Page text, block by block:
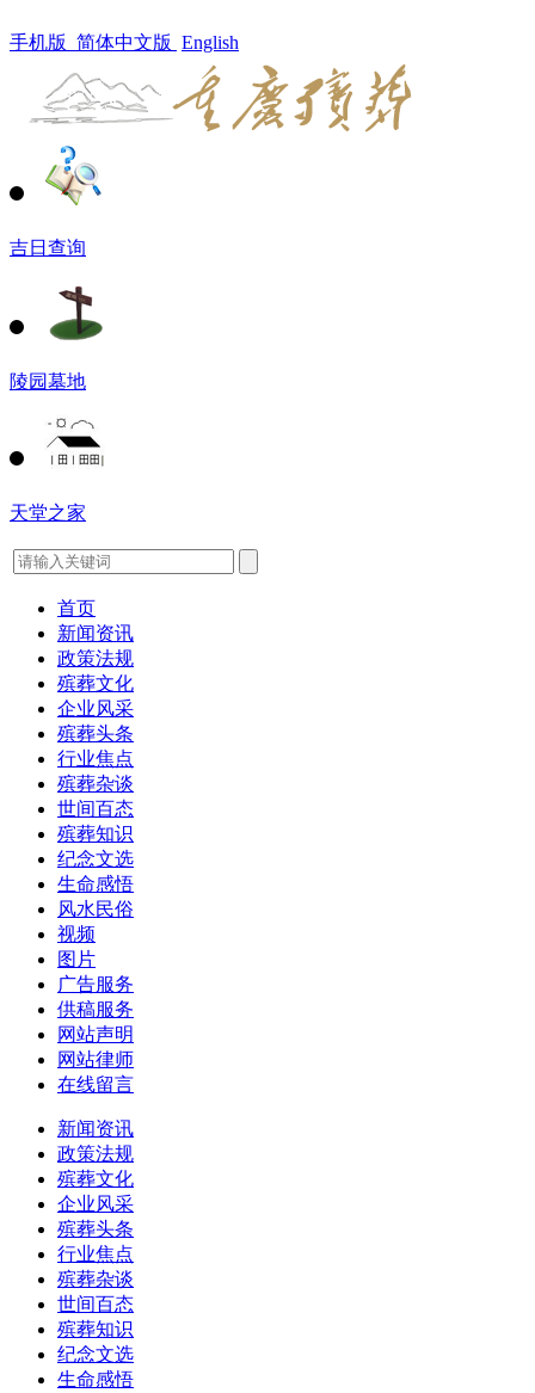
手机版 简体中文版 English
吉日查询
陵园墓地
天堂之家
首页
新闻资讯
政策法规
殡葬文化
企业风采
殡葬头条
行业焦点
殡葬杂谈
世间百态
殡葬知识
纪念文选
生命感悟
风水民俗
视频
图片
广告服务
供稿服务
网站声明
网站律师
在线留言
新闻资讯
政策法规
殡葬文化
企业风采
殡葬头条
行业焦点
殡葬杂谈
世间百态
殡葬知识
纪念文选
生命感悟